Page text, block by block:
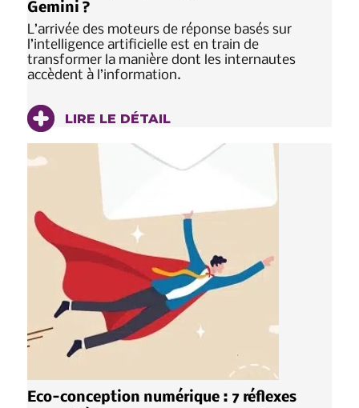
Gemini ?
L’arrivée des moteurs de réponse basés sur
l’intelligence artificielle est en train de
transformer la manière dont les internautes
accèdent à l’information.
LIRE LE DÉTAIL
Eco-conception numérique : 7 réflexes